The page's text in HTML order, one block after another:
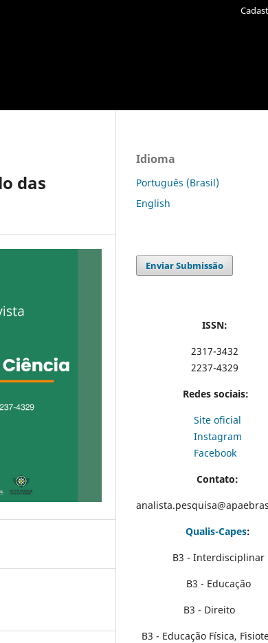
das
Idioma
Português (Brasil)
English
Enviar Submissão
ISSN:
2317-3432
2237-4329
Redes sociais:
Site oficial
Instagram
Facebook
Contato:
Qualis-Capes:
B3 - Interdisciplinar
B3 - Educação
B3 - Direito
B3 - Educação Física,